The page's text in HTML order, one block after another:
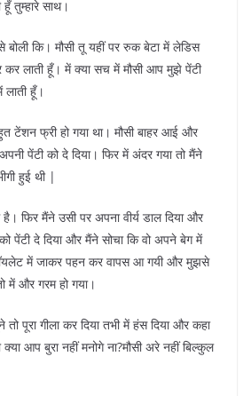
तुम्हारे साथ।
कि। मौसी तू यहीं पर रुक बेटा में लेडिस
कर लाती हूँ। में क्या सच में मौसी आप मुझे पेंटी
लाती हूँ।
टेंशन फ्री हो गया था। मौसी बाहर आई और
पेंटी को दे दिया। फिर में अंदर गया तो मैंने
हुई थी |
फिर मैंने उसी पर अपना वीर्य डाल दिया और
पेंटी दे दिया और मैंने सोचा कि वो अपने बेग में
में जाकर पहन कर वापस आ गयी और मुझसे
में और गरम हो गया।
पूरा गीला कर दिया तभी में हंस दिया और कहा
आप बुरा नहीं मनोगे ना?मौसी अरे नहीं बिल्कुल